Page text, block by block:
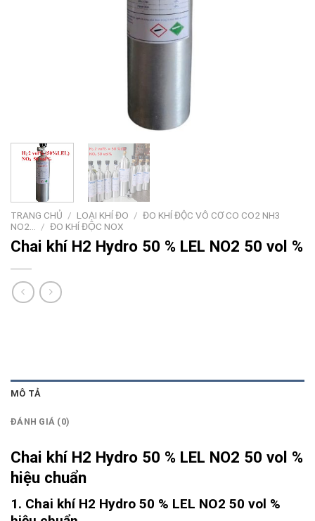
TRANG CHỦ / LOẠI KHÍ ĐO / ĐO KHÍ ĐỘC VÔ CƠ CO CO2 NH3
NO2…
/ ĐO KHÍ ĐỘC NOX
Chai khí H2 Hydro 50 % LEL NO2 50 vol %
MÔ TẢ
ĐÁNH GIÁ (0)
Chai khí H2 Hydro 50 % LEL NO2 50 vol %
hiệu chuẩn
1. Chai khí H2 Hydro 50 % LEL NO2 50 vol %